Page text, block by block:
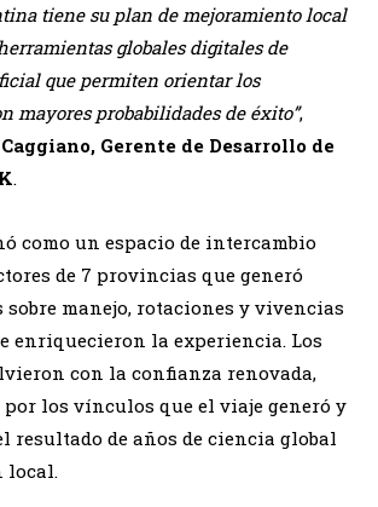
tiene su plan de mejoramiento local
globales digitales de
que permiten orientar los
mayores probabilidades de éxito”,
Gerente de Desarrollo de
.
como un espacio de intercambio
de 7 provincias que generó
sobre manejo, rotaciones y vivencias
enriquecieron la experiencia. Los
con la confianza renovada,
los vínculos que el viaje generó y
resultado de años de ciencia global
local.